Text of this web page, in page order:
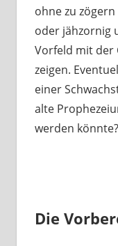
ohne zu
oder jähzornig
Vorfeld mit der
zeigen.
einer
alte
werden könnte?
Die